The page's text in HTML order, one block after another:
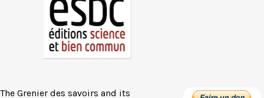
The Grenier des savoirs and its